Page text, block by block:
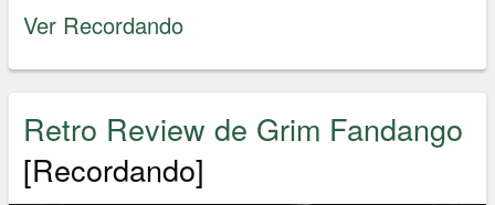
Ver Recordando
Retro Review de Grim Fandango
[Recordando]